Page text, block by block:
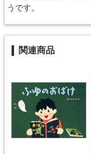
うです。
関連商品